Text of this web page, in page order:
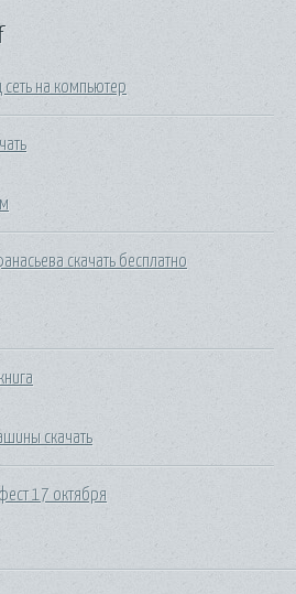
сеть на компьютер
скачать бесплатно
скачать
17 октября